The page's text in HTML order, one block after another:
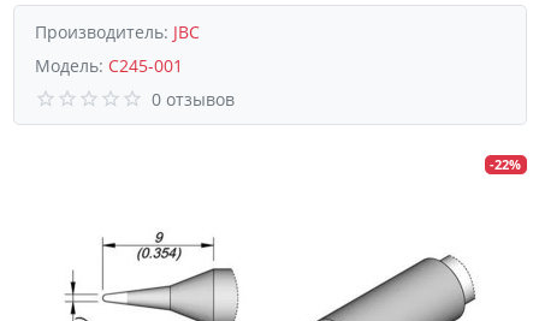
Производитель: JBC
Модель: C245-001
0 отзывов
-22%